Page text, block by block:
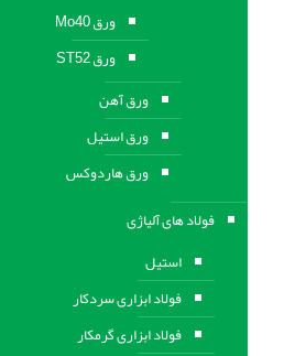
ورق Mo40
ورق ST52
ورق آهن
ورق استيل
ورق هاردوکس
فولاد های آلیاژی
استیل
فولاد ابزاری سردکار
فولاد ابزاری گرمکار